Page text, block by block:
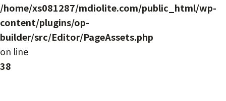
/home/xs081287/mdiolite.com/public_html/wp-
content/plugins/op-
builder/src/Editor/PageAssets.php
on line
38